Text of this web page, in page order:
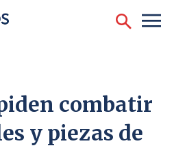
combatir
y piezas de